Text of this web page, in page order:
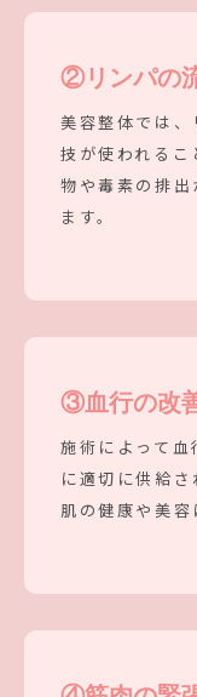
②リンパの
美容整体では
技が使われるこ
物や毒素の排
ます。
③血行の改
施術によって血
に適切に供給
肌の健康や美容